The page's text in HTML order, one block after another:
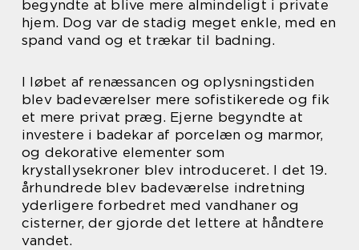
begyndte at blive mere almindeligt i private
hjem. Dog var de stadig meget enkle, med en
spand vand og et trækar til badning.
I løbet af renæssancen og oplysningstiden
blev badeværelser mere sofistikerede og fik
et mere privat præg. Ejerne begyndte at
investere i badekar af porcelæn og marmor,
og dekorative elementer som
krystallysekroner blev introduceret. I det 19.
århundrede blev badeværelse indretning
yderligere forbedret med vandhaner og
cisterner, der gjorde det lettere at håndtere
vandet.